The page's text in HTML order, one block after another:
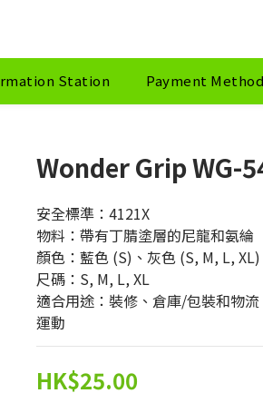
Station Payment
Wonder Grip WG-
安全標準：4121X
物料：帶有丁腈塗層的尼龍和氨綸
顏色：藍色 (S)、灰色 (S, M, L, XL)
尺碼：S, M, L, XL
適合用途：裝修、倉庫/包裝和物
運動
HK$25.00